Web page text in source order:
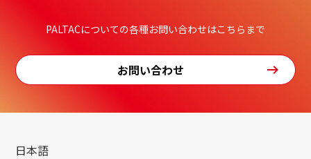
PALTACについての各種お問い合わせはこちらまで
お問い合わせ
日本語